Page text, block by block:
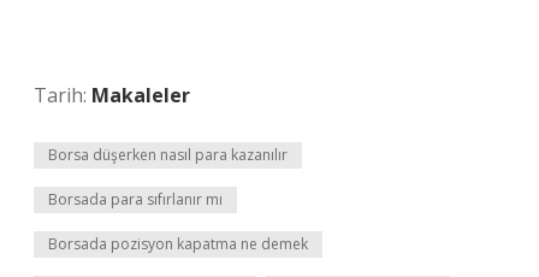
Tarih: Makaleler
Borsa düşerken nasıl para kazanılır
Borsada para sıfırlanır mı
Borsada pozisyon kapatma ne demek